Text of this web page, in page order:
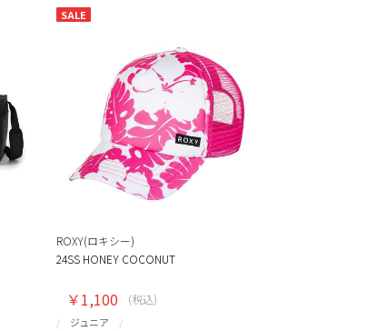
SALE
ROXY(ロキシー)
24SS HONEY COCONUT
ジュニア
￥1,100 (税込)